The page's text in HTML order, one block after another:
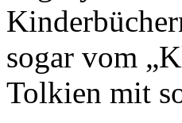
sogar vom
Tolkien mit